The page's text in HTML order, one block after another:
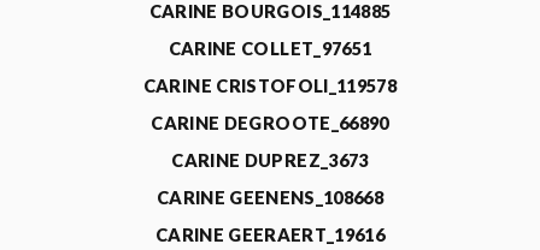
CARINE BOURGOIS_114885
CARINE COLLET_97651
CARINE CRISTOFOLI_119578
CARINE DEGROOTE_66890
CARINE DUPREZ_3673
CARINE GEENENS_108668
CARINE GEERAERT_19616